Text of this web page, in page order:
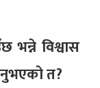
विश्वास
त?